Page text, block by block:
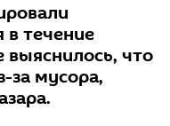
течение
выяснилось, что
за мусора,